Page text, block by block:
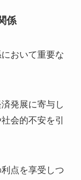
係
おいて重要な
発展に寄与し
会的不安を引
点を享受しつ